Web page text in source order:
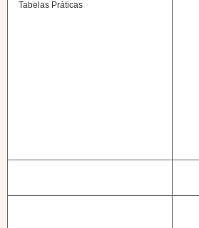
Tabelas Práticas